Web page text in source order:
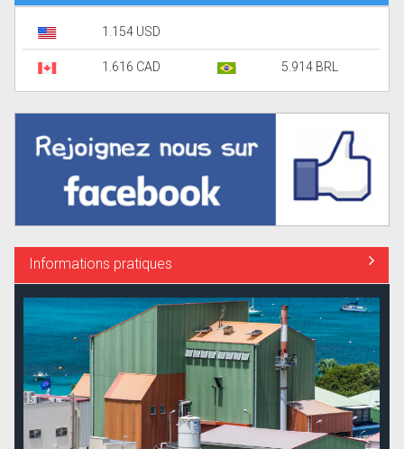
1.154 USD
1.616 CAD 5.914 BRL
Informations pratiques